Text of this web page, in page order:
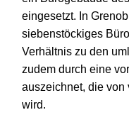
eingesetzt. In
siebenstöckiges
Verhältnis zu den
zudem durch eine
auszeichnet, die von
wird.